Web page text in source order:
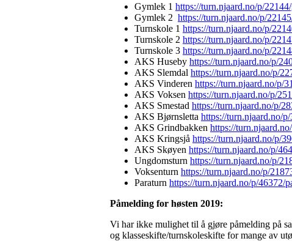
Gymlek 1 https://turn.njaard.no/p/
Gymlek 2 https://turn.njaard.no/p/
Turnskole 1 https://turn.njaard.no/p/
Turnskole 2 https://turn.njaard.no/p/
Turnskole 3 https://turn.njaard.no/p/
AKS Huseby https://turn.njaard.no/p/
AKS Slemdal https://turn.njaard.no/p/
AKS Vinderen https://turn.njaard.no/p/
AKS Voksen https://turn.njaard.no/p/
AKS Smestad https://turn.njaard.no/p/
AKS Bjørnsletta https://turn.njaard.no/
AKS Grindbakken https://
AKS Kringsjå https://turn.njaard.no/p/
AKS Skøyen https://turn.njaard.no/p/
Ungdomsturn https://turn.njaard.no/p/
Voksenturn https://turn.njaard.no/p/
Paraturn https://turn.njaard.no/p/46372/
Påmelding for høsten 2019:
Vi har ikke mulighet til å gjøre påmelding på
og klasseskifte/turnskoleskifte for mange av